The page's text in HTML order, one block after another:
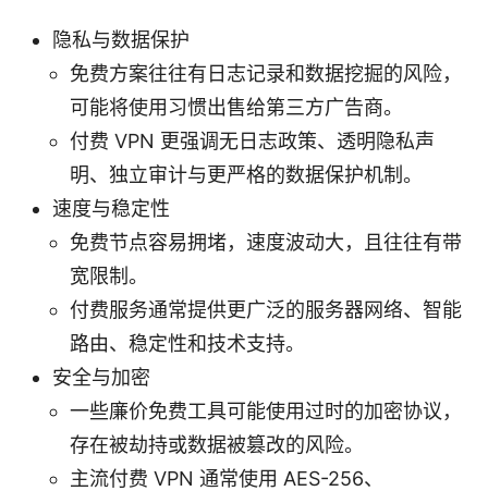
隐私与数据保护
免费方案往往有日志记录和数据挖掘的风险，
可能将使用习惯出售给第三方广告商。
付费 VPN 更强调无日志政策、透明隐私声
明、独立审计与更严格的数据保护机制。
速度与稳定性
免费节点容易拥堵，速度波动大，且往往有带
宽限制。
付费服务通常提供更广泛的服务器网络、智能
路由、稳定性和技术支持。
安全与加密
一些廉价免费工具可能使用过时的加密协议，
存在被劫持或数据被篡改的风险。
主流付费 VPN 通常使用 AES-256、